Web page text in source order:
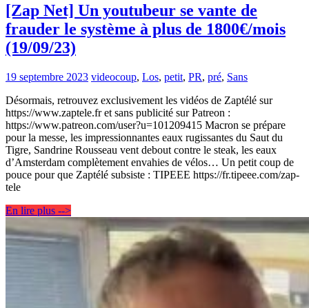
[Zap Net] Un youtubeur se vante de
frauder le système à plus de 1800€/mois
(19/09/23)
19 septembre 2023 videocoup, Los, petit, PR, pré, Sans
Désormais, retrouvez exclusivement les vidéos de Zaptélé sur
https://www.zaptele.fr et sans publicité sur Patreon :
https://www.patreon.com/user?u=101209415 Macron se prépare
pour la messe, les impressionnantes eaux rugissantes du Saut du
Tigre, Sandrine Rousseau vent debout contre le steak, les eaux
d’Amsterdam complètement envahies de vélos… Un petit coup de
pouce pour que Zaptélé subsiste : TIPEEE https://fr.tipeee.com/zap-
tele
En lire plus -->